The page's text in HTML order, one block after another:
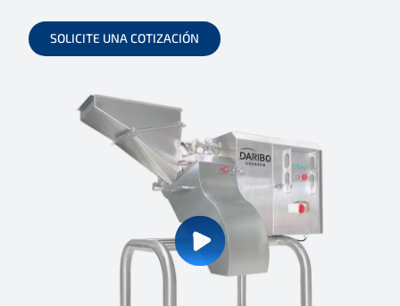
SOLICITE UNA COTIZACIÓN